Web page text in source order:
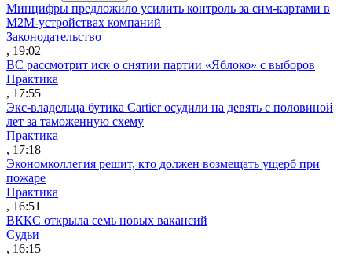
Минцифры предложило усилить контроль за сим-картами в
M2M-устройствах компаний
Законодательство
, 19:02
ВС рассмотрит иск о снятии партии «Яблоко» с выборов
Практика
, 17:55
Экс-владельца бутика Cartier осудили на девять с половиной
лет за таможенную схему
Практика
, 17:18
Экономколлегия решит, кто должен возмещать ущерб при
пожаре
Практика
, 16:51
ВККС открыла семь новых вакансий
Судьи
, 16:15